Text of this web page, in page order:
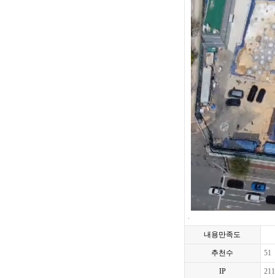
.
내용만족도
추천수 51
IP